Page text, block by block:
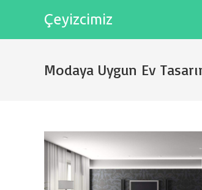
content
Çeyizcimiz
Modaya Uygun Ev